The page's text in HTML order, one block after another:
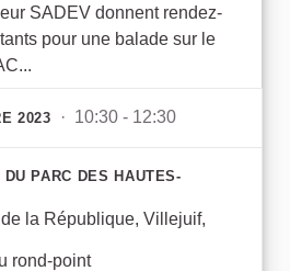
SADEV donnent rendez-
pour une balade sur le
2023 · 10:30 - 12:30
DU PARC DES HAUTES-
la République, Villejuif,
rond-point